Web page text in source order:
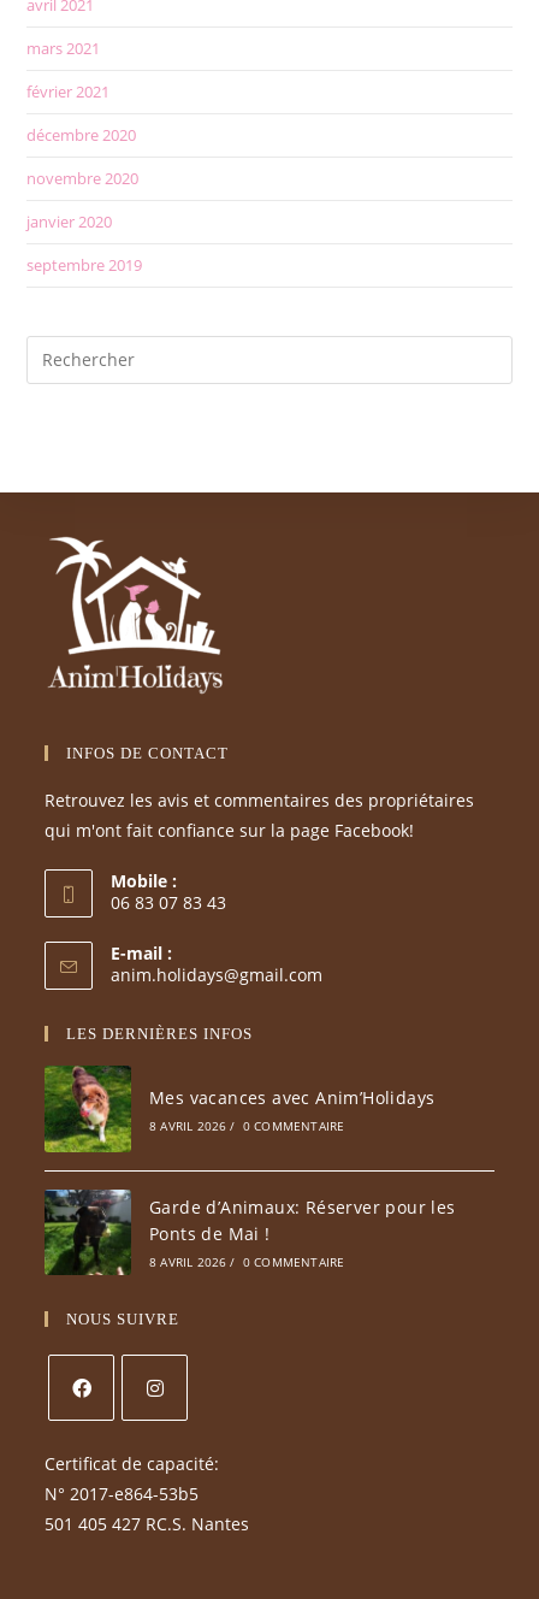
avril 2021
mars 2021
février 2021
décembre 2020
novembre 2020
janvier 2020
septembre 2019
INFOS DE CONTACT
Retrouvez les avis et commentaires des propriétaires
qui m'ont fait confiance sur la page Facebook!
Mobile :
06 83 07 83 43
E-mail :
anim.holidays@gmail.com
LES DERNIÈRES INFOS
Mes vacances avec Anim’Holidays
8 AVRIL 2026 / 0 COMMENTAIRE
Garde d’Animaux: Réserver pour les
Ponts de Mai !
8 AVRIL 2026 / 0 COMMENTAIRE
NOUS SUIVRE
Certificat de capacité:
N° 2017-e864-53b5
501 405 427 RC.S. Nantes